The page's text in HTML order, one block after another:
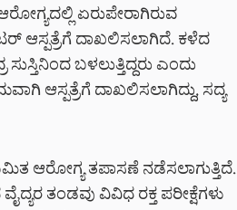
ಏರುಪೇರಾಗಿರುವ
ಆಸ್ಪತ್ರೆಗೆ ದಾಖಲಿಸಲಾಗಿದೆ. ಕಳೆದ
ಬಳಲುತ್ತಿದ್ದರು ಎಂದು
ಆಸ್ಪತ್ರೆಗೆ ದಾಖಲಿಸಲಾಗಿದ್ದು, ಸದ್ಯ
ಆರೋಗ್ಯ ತಪಾಸಣೆ ನಡೆಸಲಾಗುತ್ತಿದೆ.
ತಂಡವು ವಿವಿಧ ರಕ್ತ ಪರೀಕ್ಷೆಗಳು